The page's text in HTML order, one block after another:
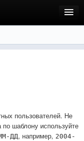
пользователей. Не
шаблону используйте
ДД, например, 2004-